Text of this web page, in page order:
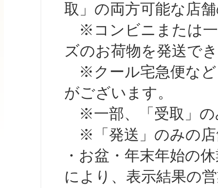
取」の両方可能な店
※コンビニまたは一
ズのお荷物を発送で
※クール宅急便など
がございます。
※一部、「受取」の
※「発送」のみの店
・お盆・年末年始の
により、表示結果の